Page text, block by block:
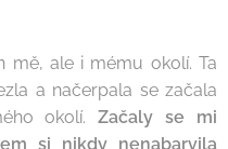
mě, ale i mému okolí. Ta
a načerpala se začala
okolí.Začaly se mi
si nikdy nenabarvila